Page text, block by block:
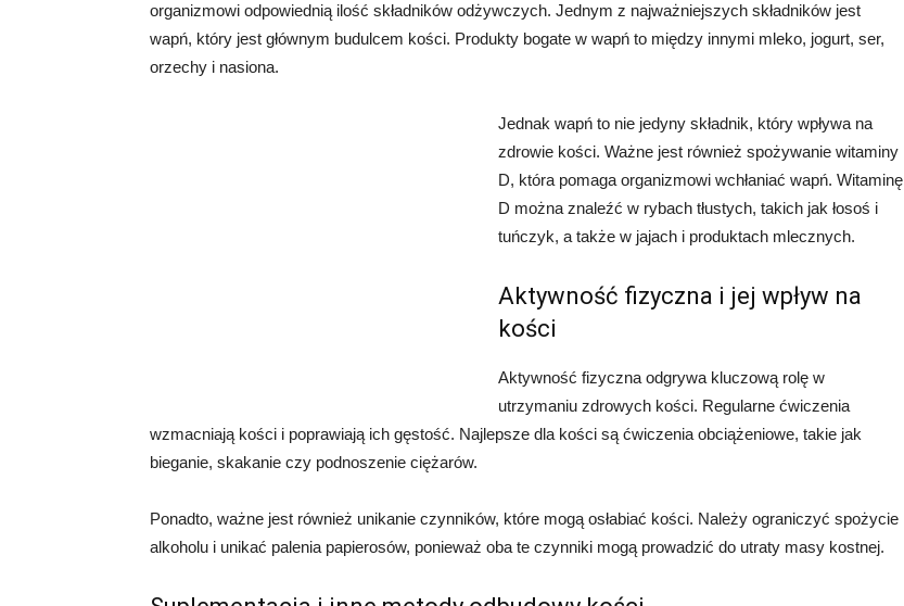
organizmowi odpowiednią ilość składników odżywczych. Jednym z najważniejszych składników jest
wapń, który jest głównym budulcem kości. Produkty bogate w wapń to między innymi mleko, jogurt, ser,
orzechy i nasiona.
Jednak wapń to nie jedyny składnik, który wpływa na
zdrowie kości. Ważne jest również spożywanie witaminy
D, która pomaga organizmowi wchłaniać wapń. Witaminę
D można znaleźć w rybach tłustych, takich jak łosoś i
tuńczyk, a także w jajach i produktach mlecznych.
Aktywność fizyczna i jej wpływ na
kości
Aktywność fizyczna odgrywa kluczową rolę w
utrzymaniu zdrowych kości. Regularne ćwiczenia
wzmacniają kości i poprawiają ich gęstość. Najlepsze dla kości są ćwiczenia obciążeniowe, takie jak
bieganie, skakanie czy podnoszenie ciężarów.
Ponadto, ważne jest również unikanie czynników, które mogą osłabiać kości. Należy ograniczyć spożycie
alkoholu i unikać palenia papierosów, ponieważ oba te czynniki mogą prowadzić do utraty masy kostnej.